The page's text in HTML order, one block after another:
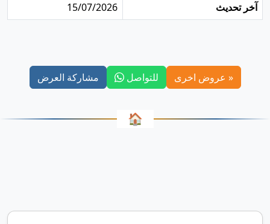
آخر تحديث
15/07/2026
« عروض اخرى للتواصل مشاركة العرض
🏠